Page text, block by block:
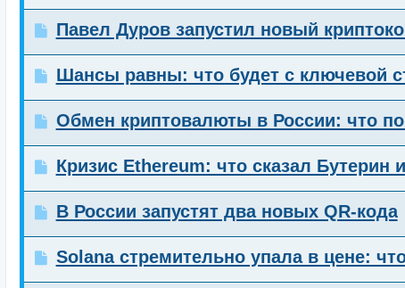
Павел Дуров запустил новый
Шансы равны: что будет с ключевой
Обмен криптовалюты в России: что
Кризис Ethereum: что сказал Бутерин
В России запустят два новых QR-кода
Solana стремительно упала в цене: